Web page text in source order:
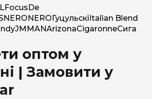
Focus De
NERO NERO Гуцульскі Italian Blend
JM MANArizonaCigaronneСига
оптом у
| Замовити у